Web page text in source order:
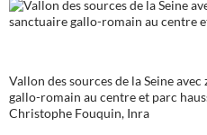
Vallon des sources de la Seine
gallo-romain au centre et parc
Christophe Fouquin, Inra